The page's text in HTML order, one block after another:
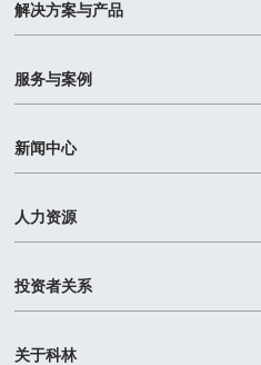
解决方案与产品
服务与案例
新闻中心
人力资源
投资者关系
关于科林